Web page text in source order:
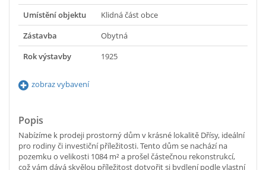
Umístění objektu
Klidná část obce
Zástavba
Obytná
Rok výstavby
1925
zobraz vybavení
Popis
Nabízíme k prodeji prostorný dům v krásné lokalitě Dřísy, ideální
pro rodiny či investiční příležitosti. Tento dům se nachází na
pozemku o velikosti 1084 m² a prošel částečnou rekonstrukcí,
což vám dává skvělou příležitost dotvořit si bydlení podle vlastní